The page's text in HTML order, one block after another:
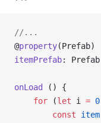
//...
@property(Prefab)
itemPrefab: Prefab
onLoad
() {
    for
(let i = 0
        const
item